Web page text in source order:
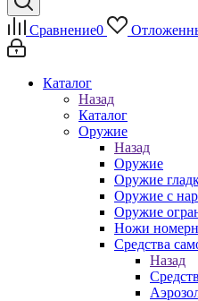
Сравнение0
Каталог
Назад
Каталог
Оружие
Назад
Оружие
Оружие
Оружие с
Оружие
Ножи
Средства
Назад